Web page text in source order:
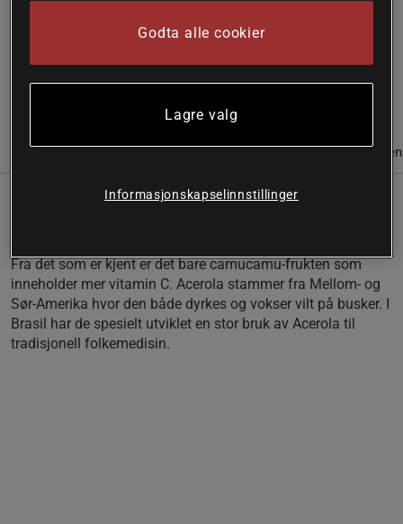
SKU #A2221-915
Acerola-pulver er rikt på næringsstoffer og først og fremst
Les mer
Informasjon Anmeldelser Næringsinformasjon &
Fra det som er kjent er det bare camucamu-frukten som
inneholder mer vitamin C. Acerola stammer fra Mellom- og
Sør-Amerika hvor den både dyrkes og vokser vilt på busker. I
Brasil har de spesielt utviklet en stor bruk av Acerola til
tradisjonell folkemedisin.
Godta alle cookier
Lagre valg
Informasjonskapselinnstillinger